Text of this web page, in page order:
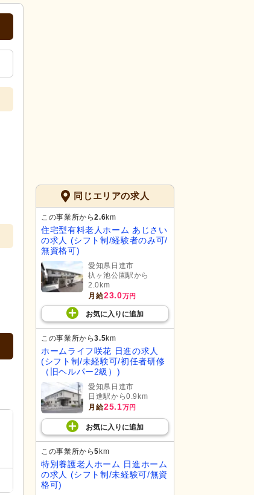
同じエリアの求人
この事業所から2.6km
住宅型有料老人ホーム あじさい
の求人 (シフト制/経験者のみ可/
無資格可)
愛知県日進市
杁ヶ池公園駅から
2.0km
月給23.0万円
お気に入り に追加
この事業所から3.5km
ホームライフ咲花 日進の求人
(シフト制/未経験可/初任者研修
（旧ヘルパー2級）)
愛知県日進市
日進駅から0.9km
月給25.1万円
お気に入り に追加
この事業所から5 km
特別養護老人ホーム 日進ホーム
の求人 (シフト制/未経験可/無資
格可)